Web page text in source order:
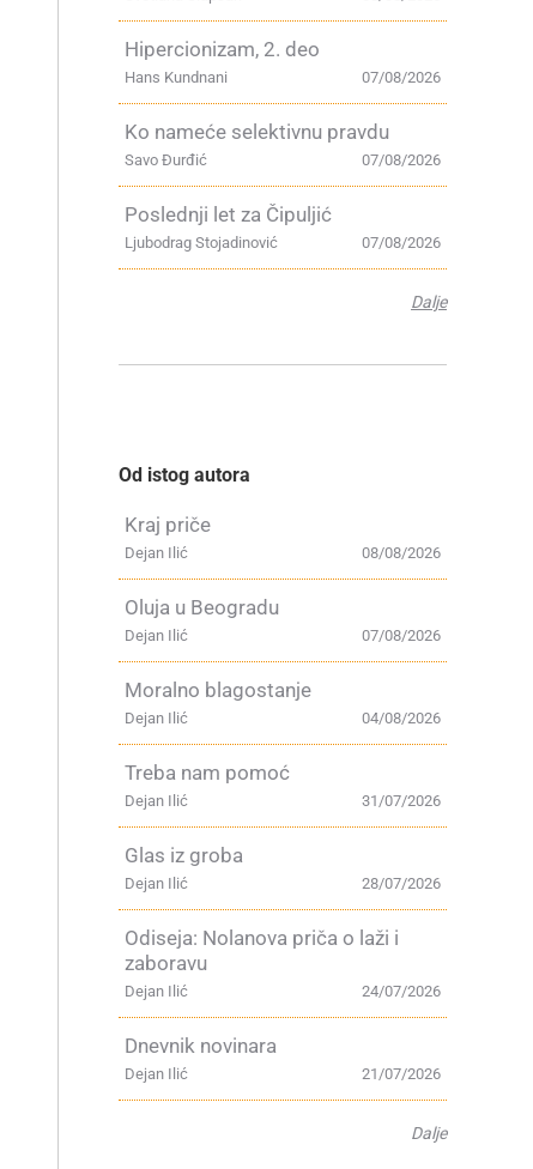
Hipercionizam, 2. deo
07/08/2026
Hans Kundnani
Ko nameće selektivnu pravdu
07/08/2026
Savo Đurđić
Poslednji let za Čipuljić
07/08/2026
Ljubodrag Stojadinović
Dalje
Od istog autora
Kraj priče
08/08/2026
Dejan Ilić
Oluja u Beogradu
07/08/2026
Dejan Ilić
Moralno blagostanje
04/08/2026
Dejan Ilić
Treba nam pomoć
31/07/2026
Dejan Ilić
Glas iz groba
28/07/2026
Dejan Ilić
Odiseja: Nolanova priča o laži i
zaboravu
24/07/2026
Dejan Ilić
Dnevnik novinara
21/07/2026
Dejan Ilić
Dalje